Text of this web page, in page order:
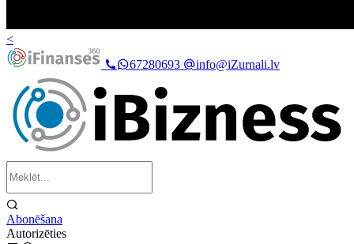
<
67280693
info@iZurnali.lv
Abonēšana
Autorizēties